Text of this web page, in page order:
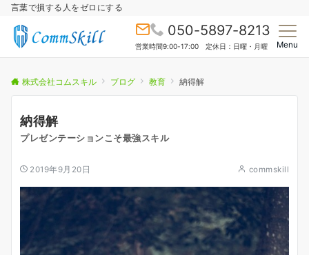
言葉で損する人をゼロにする
050-5897-8213
営業時間9:00-17:00 定休日：日曜・月曜 Menu
株式会社コムスキル ブログ 教育 納得解
納得解
プレゼンテーションこそ最強スキル
2019年9月20日 commskill